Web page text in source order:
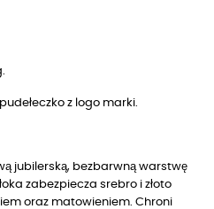
z logo marki.
jubilerską, bezbarwną warstwę
zabezpiecza srebro i złoto
oraz matowieniem. Chroni